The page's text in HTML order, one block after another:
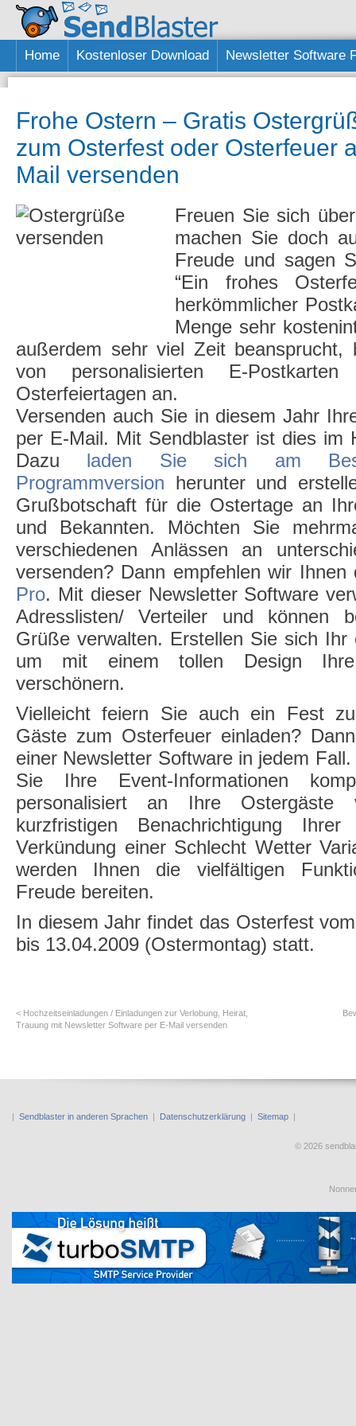
Home Kostenloser Download Newsletter Software
Frohe Ostern – Gratis
zum Osterfest oder Osterfeuer
Mail versenden
Freuen Sie sich
machen Sie doch
Freude und sagen
“Ein frohes
herkömmlicher
Menge sehr
außerdem sehr viel Zeit beansprucht,
von personalisierten E-
Osterfeiertagen an.
Versenden auch Sie in diesem Jahr
per E-Mail. Mit Sendblaster ist dies im
Dazu laden Sie sich am
Programmversion herunter und
Grußbotschaft für die Ostertage an
und Bekannten. Möchten Sie
verschiedenen Anlässen an
versenden? Dann empfehlen wir
Pro. Mit dieser Newsletter Software
Adresslisten/ Verteiler und können
Grüße verwalten. Erstellen Sie sich Ihr
um mit einem tollen Design Ihre
verschönern.
Vielleicht feiern Sie auch ein Fest
Gäste zum Osterfeuer einladen?
einer Newsletter Software in jedem
Sie Ihre Event-Informationen
personalisiert an Ihre Ostergäste
kurzfristigen Benachrichtigung
Verkündung einer Schlecht Wetter
werden Ihnen die vielfältigen
Freude bereiten.
In diesem Jahr findet das Osterfest
bis 13.04.2009 (Ostermontag) statt.
< Hochzeitseinladungen / Einladungen zur Verlobung, Heirat,
Trauung mit Newsletter Software per E-Mail versenden
| Sendblaster in anderen Sprachen | Datenschutzerklärung | Sitemap |
© 2026